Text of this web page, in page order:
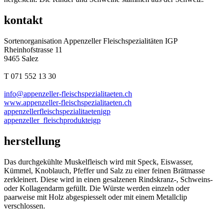
kontakt
Sortenorganisation Appenzeller Fleischspezialitäten IGP
Rheinhofstrasse 11
9465 Salez
T 071 552 13 30
info@appenzeller-fleischspezialitaeten.ch
www.appenzeller-fleischspezialitaeten.ch
appenzellerfleischspezialitaetenigp
appenzeller_fleischprodukteigp
herstellung
Das durchgekühlte Muskelfleisch wird mit Speck, Eiswasser,
Kümmel, Knoblauch, Pfeffer und Salz zu einer feinen Brätmasse
zerkleinert. Diese wird in einen gesalzenen Rindskranz-, Schweins-
oder Kollagendarm gefüllt. Die Würste werden einzeln oder
paarweise mit Holz abgespiesselt oder mit einem Metallclip
verschlossen.